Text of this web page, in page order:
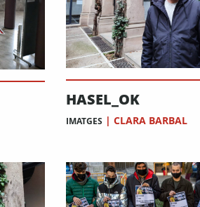
HASEL_OK
IMATGES | CLARA BARBAL